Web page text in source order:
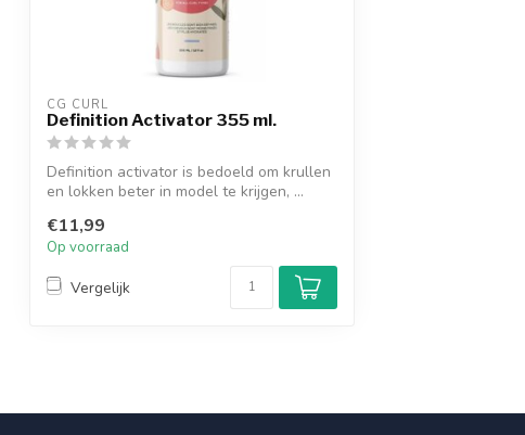
CG CURL
Definition Activator 355 ml.
Definition activator is bedoeld om krullen
en lokken beter in model te krijgen, ...
€11,99
Op voorraad
Vergelijk